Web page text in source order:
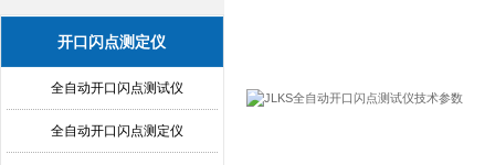
开口闪点测定仪
全自动开口闪点测试仪
全自动开口闪点测定仪